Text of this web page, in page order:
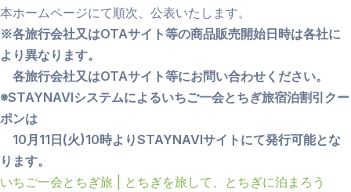
本ホームページにて順次、公表いたします。
※各旅行会社又はOTAサイト等の商品販売開始日時は各社に
より異なります。
各旅行会社又はOTAサイト等にお問い合わせください。
※STAYNAVIシステムによるいちご一会とちぎ旅宿泊割引クー
ポンは
10月11日(火)10時よりSTAYNAVIサイトにて発行可能とな
ります。
いちご一会とちぎ旅 | とちぎを旅して、とちぎに泊まろう